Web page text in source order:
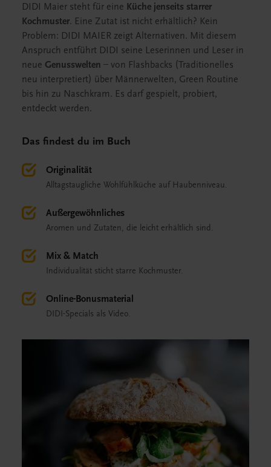
DIDI Maier steht für eine Küche jenseits starrer
Kochmuster. Eine Zutat ist nicht erhältlich? Kein
Problem: DIDI MAIER zeigt Alternativen. Mit diesem
Anspruch entführt DIDI seine Leserinnen und Leser in
neue Genusswelten – von Flashbacks (Traditionelles
neu interpretiert) über Männerwelten, Green Routine
bis hin zu Naschkram. Es darf gespielt, probiert,
entdeckt werden.
Das findest du im Buch
Originalität
Alltagstaugliche Wohlfühlküche auf Haubenniveau.
Außergewöhnliches
Aromen und Zutaten, die leicht erhältlich sind.
Mix & Match
Individualität sticht starre Kochmuster.
Online-Bonusmaterial
DIDI-Specials als Video.